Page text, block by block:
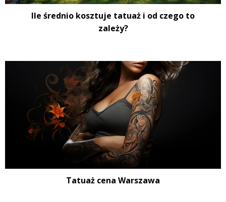
Ile średnio kosztuje tatuaż i od czego to
zależy?
Tatuaż cena Warszawa